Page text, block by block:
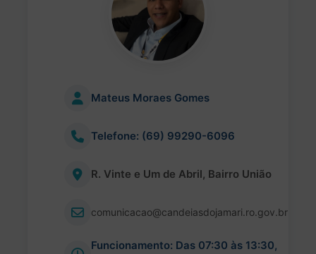
Mateus Moraes Gomes
Telefone: (69) 99290-6096
R. Vinte e Um de Abril, Bairro União
comunicacao@candeiasdojamari.ro.gov.br
Funcionamento: Das 07:30 às 13:30,